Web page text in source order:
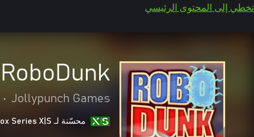
تخطي إلى المحتوى الرئيسي
RoboDunk
Jollypunch Games
•
محسّنة لـ Xbox Series X|S